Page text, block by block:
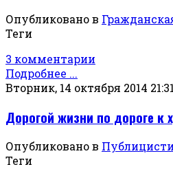
Опубликовано в
Теги
3 комментарии
Подробнее ...
Вторник, 14 октября 2014 21:31
Дорогой жизни по дороге к
Опубликовано в
Теги